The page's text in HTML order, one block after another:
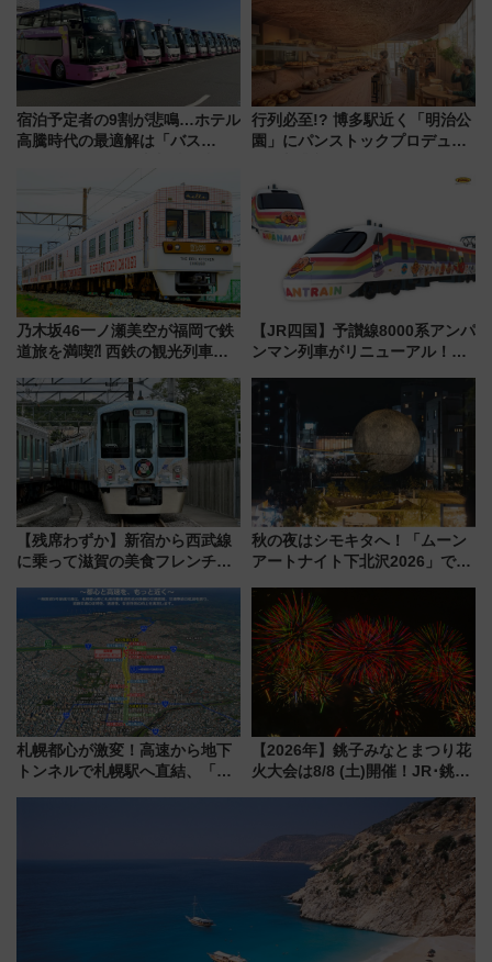
宿泊予定者の9割が悲鳴…ホテル
高騰時代の最適解は「バス
した、推し活遠征や観光時のリ
行列必至!? 博多駅近く「明治公
園」にパンストックプロデュー
オープン 秋からはビストロ営業
も！
乃木坂46一ノ瀬美空が福岡で鉄
道旅を満喫⁈ 西鉄の観光列車
CHIKUGO」で巡る福岡･太宰
府･柳川の旅！YouTubeが公開
に
【JR四国】予讃線8000系アンパ
ンマン列車がリニューアル！内
今年12月
【残席わずか】新宿から西武線
に乗って滋賀の美食フレンチを
「52席の至福」で味わう近江牛
や伝統文化の特別コラボ
秋の夜はシモキタへ！「ムーン
アートナイト下北沢2026」でイ
を満喫しよう
札幌都心が激変！高速から地下
トンネルで札幌駅へ直結、「創
【2026年】銚子みなとまつり花
火大会は8/8 (土)開催！JR･銚子
報、利根川に咲く8,000発の大迫
力＆屋台を満喫